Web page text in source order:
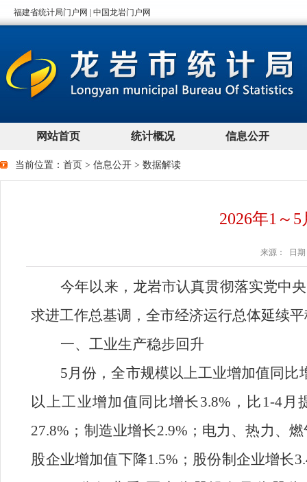
当前位置： 首页 > 信息公开 > 数据解读
2026年1～
来源： 日期
今年以来，龙岩市认真贯彻落实党中
求进工作总基调，全市经济运行总体延
一、工业生产稳步回升
5月份，全市规模以上工业增加值同比
以上工业增加值同比增长3.8%，比1-4
27.8%；制造业增长2.9%；电力、热力、
股企业增加值下降1.5%；股份制企业增长